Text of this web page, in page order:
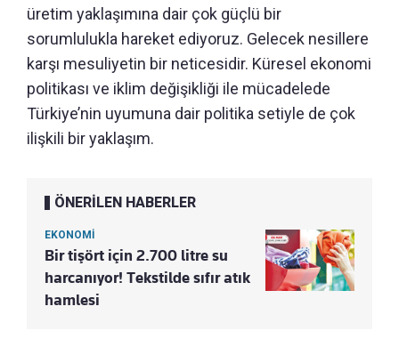
üretim yaklaşımına dair çok güçlü bir
sorumlulukla hareket ediyoruz. Gelecek nesillere
karşı mesuliyetin bir neticesidir. Küresel ekonomi
politikası ve iklim değişikliği ile mücadelede
Türkiye’nin uyumuna dair politika setiyle de çok
ilişkili bir yaklaşım.
ÖNERİLEN HABERLER
EKONOMİ
Bir tişört için 2.700 litre su
harcanıyor! Tekstilde sıfır atık
hamlesi